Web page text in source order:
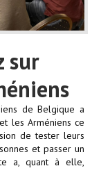
sur
de Belgique a
les Arméniens ce
de tester leurs
et passer un
a, quant à elle,